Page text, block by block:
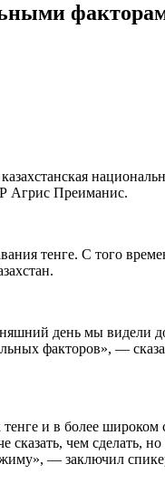
Агрис Преиманис.
тенге. С того
день мы видели
факторов», —
и в более
чем сделать,
— заключил